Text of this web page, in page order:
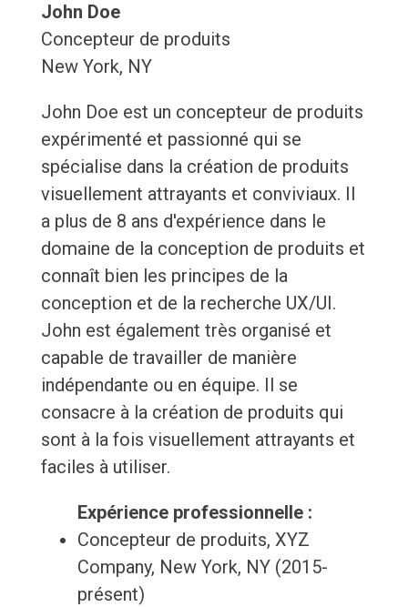
John Doe
Concepteur de produits
New York, NY
John Doe est un concepteur de produits
expérimenté et passionné qui se
spécialise dans la création de produits
visuellement attrayants et conviviaux. Il
a plus de 8 ans d'expérience dans le
domaine de la conception de produits et
connaît bien les principes de la
conception et de la recherche UX/UI.
John est également très organisé et
capable de travailler de manière
indépendante ou en équipe. Il se
consacre à la création de produits qui
sont à la fois visuellement attrayants et
faciles à utiliser.
Expérience professionnelle :
Concepteur de produits, XYZ
Company, New York, NY (2015-
présent)